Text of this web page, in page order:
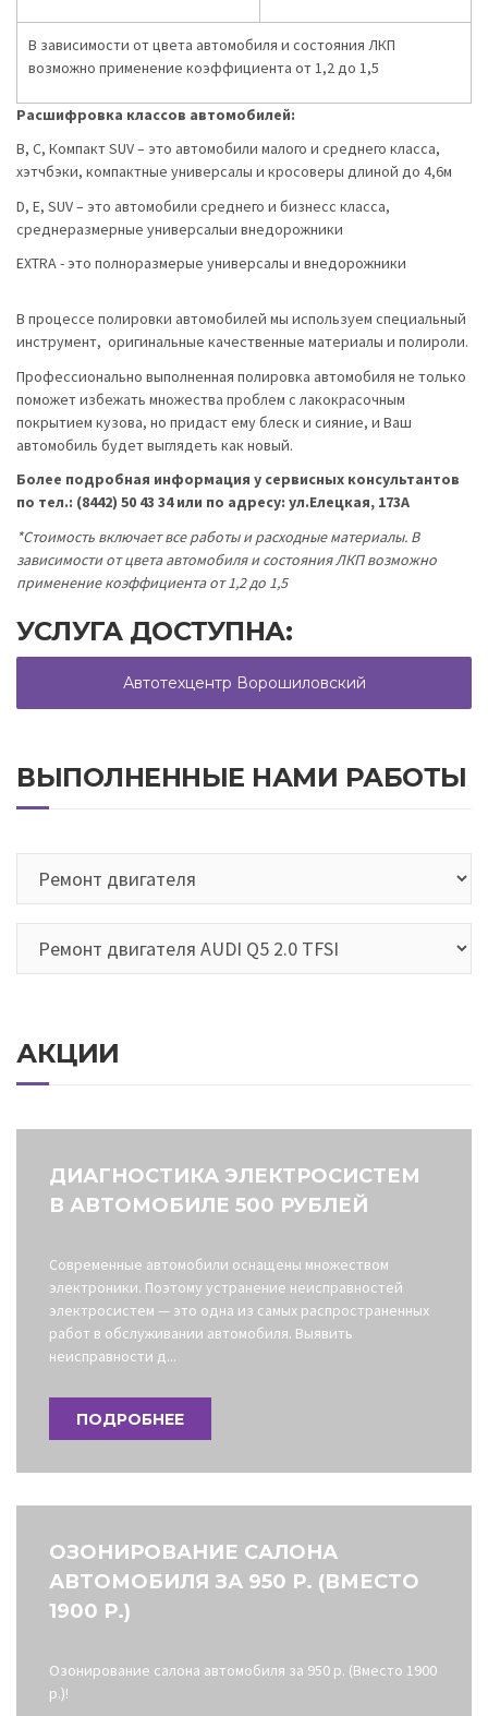
В зависимости от цвета автомобиля и состояния ЛКП
возможно применение коэффициента от 1,2 до 1,5
Расшифровка классов автомобилей:
В, С, Компакт SUV – это автомобили малого и среднего класса,
хэтчбэки, компактные универсалы и кросоверы длиной до 4,6м
D, Е, SUV – это автомобили среднего и бизнесс класса,
среднеразмерные универсалыи внедорожники
EXTRA - это полноразмерые универсалы и внедорожники
В процессе полировки автомобилей мы используем специальный
инструмент, оригинальные качественные материалы и полироли.
Профессионально выполненная полировка автомобиля не только
поможет избежать множества проблем с лакокрасочным
покрытием кузова, но придаст ему блеск и сияние, и Ваш
автомобиль будет выглядеть как новый.
Более подробная информация у сервисных консультантов
по тел.: (8442) 50 43 34 или по адресу: ул.Елецкая, 173А
*Стоимость включает все работы и расходные материалы. В
зависимости от цвета автомобиля и состояния ЛКП возможно
применение коэффициента от 1,2 до 1,5
УСЛУГА ДОСТУПНА:
Автотехцентр Ворошиловский
ВЫПОЛНЕННЫЕ НАМИ РАБОТЫ
АКЦИИ
ДИАГНОСТИКА ЭЛЕКТРОСИСТЕМ
В АВТОМОБИЛЕ 500 РУБЛЕЙ
Современные автомобили оснащены множеством
электроники. Поэтому устранение неисправностей
электросистем — это одна из самых распространенных
работ в обслуживании автомобиля. Выявить
неисправности д...
ПОДРОБНЕЕ
ОЗОНИРОВАНИЕ САЛОНА
АВТОМОБИЛЯ ЗА 950 Р. (ВМЕСТО
1900 Р.)
Озонирование салона автомобиля за 950 р. (Вместо 1900
р.)!